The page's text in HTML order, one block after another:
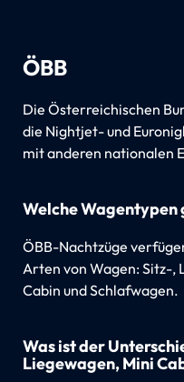
ÖBB
Die Österreichischen
die Nightjet- und
mit anderen nationalen
Welche Wagentypen
ÖBB-Nachtzüge
Arten von Wagen: Sitz-,
Cabin und Schlafwagen.
Was ist der
Liegewagen, Mini